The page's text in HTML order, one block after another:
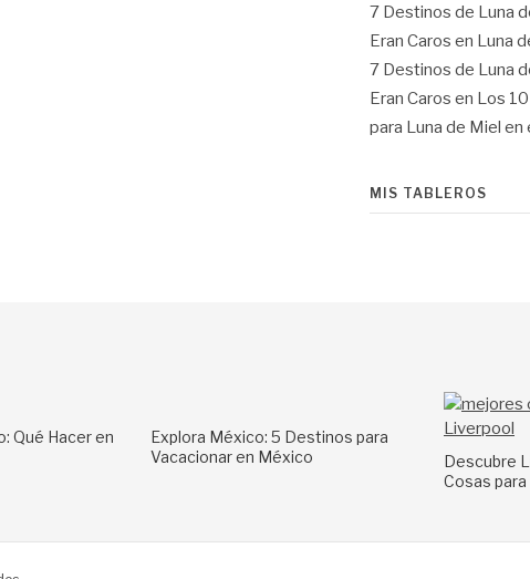
7 Destinos de Luna
Eran Caros en Luna
7 Destinos de Luna
Eran Caros en Los
para Luna de Miel en
MIS TABLEROS
Qué Hacer en
Explora México: 5 Destinos para
Vacacionar en México
Descubre
Cosas